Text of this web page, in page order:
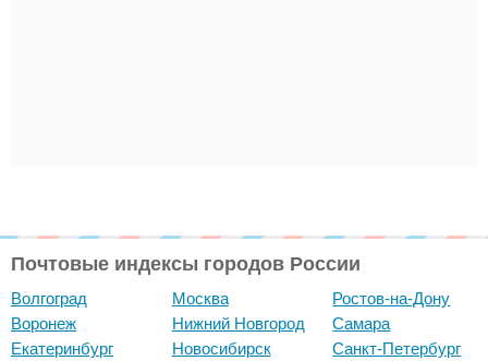
Почтовые индексы городов России
Волгоград
Воронеж
Екатеринбург
Москва
Нижний Новгород
Новосибирск
Ростов-на-Дону
Самара
Санкт-Петербург